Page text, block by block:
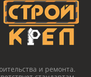
и ремонта.